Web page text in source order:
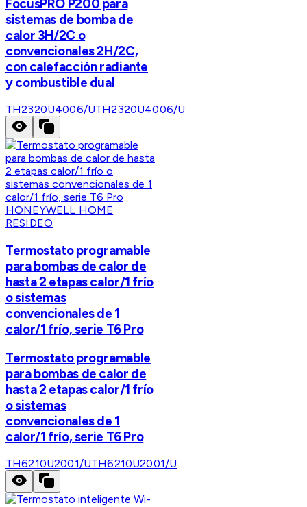
FocusPRO P200 para
sistemas de bomba de
calor 3H/2C o
convencionales 2H/2C,
con calefacción radiante
y combustible dual
TH2320U4006/UTH2320U4006/U
HONEYWELL HOME
RESIDEO
Termostato programable
para bombas de calor de
hasta 2 etapas calor/1 frío
o sistemas
convencionales de 1
calor/1 frío, serie T6 Pro
Termostato programable
para bombas de calor de
hasta 2 etapas calor/1 frío
o sistemas
convencionales de 1
calor/1 frío, serie T6 Pro
TH6210U2001/UTH6210U2001/U